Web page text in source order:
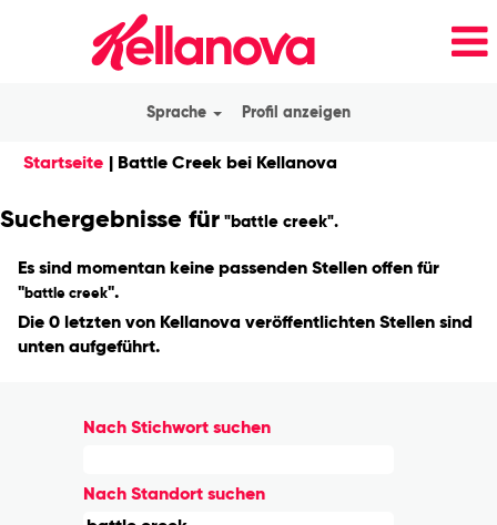
Sprache Profil anzeigen
Startseite | Battle Creek bei Kellanova(aktuelle
Suchergebnisse für "battle creek".
Es sind momentan keine passenden Stellen offen für
"battle creek".
Die 0 letzten von Kellanova veröffentlichten Stellen sind
unten aufgeführt.
Nach Stichwort suchen
Nach Standort suchen